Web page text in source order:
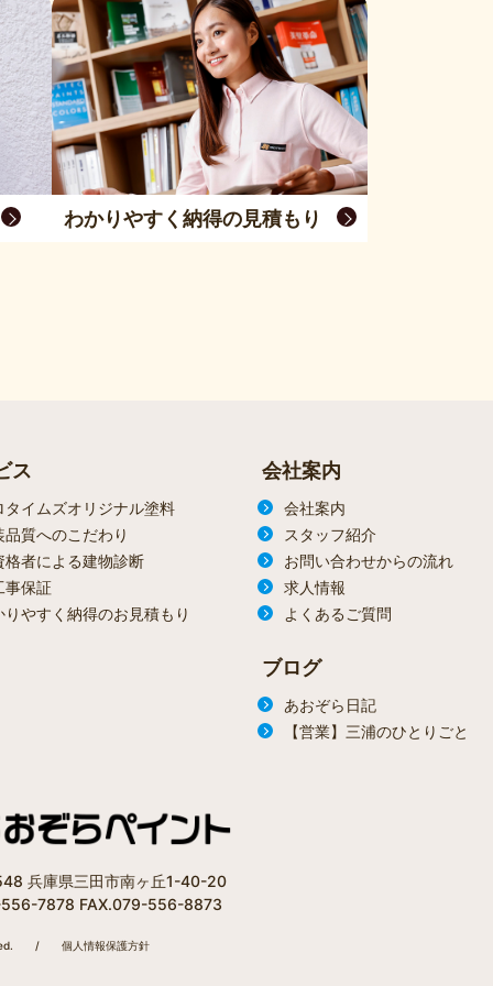
わかりやすく納得の見積もり
ス
タイムズオリジナル塗料
品質へのこだわり
格者による建物診断
事保証
りやすく納得のお見積もり
会社案内
会社案内
スタッフ紹介
お問い合わせからの流れ
求人情報
よくあるご質問
ブログ
あおぞら日記
【営業】三浦のひとりごと
兵庫県三田市南ヶ丘1-40-20
7878 FAX.079-556-8873
/ 個人情報保護方針